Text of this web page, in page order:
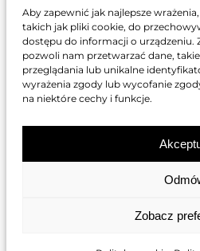
Aby zapewnić jak najlepsze
takich jak pliki cookie, do
dostępu do informacji o urządzeniu.
pozwoli nam przetwarzać dane,
przeglądania lub unikalne
wyrażenia zgody lub wycofanie
na niektóre cechy i funkcje.
Zobacz
STOISKA TARGOWE W
STOISKA TARGOWE W
STOISKA TARGOWE W